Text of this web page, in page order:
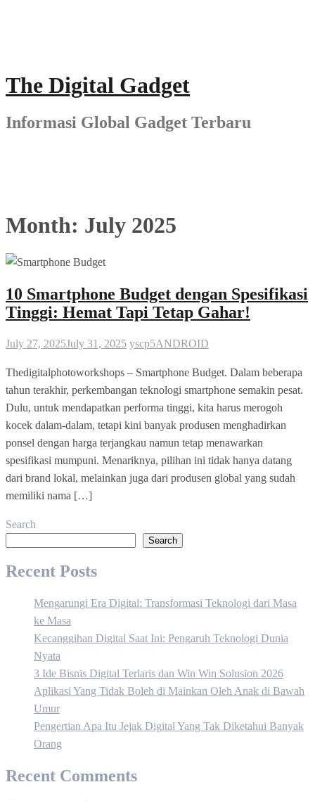
The Digital Gadget
Informasi Global Gadget Terbaru
Month: July 2025
10 Smartphone Budget dengan Spesifikasi
Tinggi: Hemat Tapi Tetap Gahar!
July 27, 2025July 31, 2025 yscp5ANDROID
Thedigitalphotoworkshops – Smartphone Budget. Dalam beberapa
tahun terakhir, perkembangan teknologi smartphone semakin pesat.
Dulu, untuk mendapatkan performa tinggi, kita harus merogoh
kocek dalam-dalam, tetapi kini banyak produsen menghadirkan
ponsel dengan harga terjangkau namun tetap menawarkan
spesifikasi mumpuni. Menariknya, pilihan ini tidak hanya datang
dari brand lokal, melainkan juga dari produsen global yang sudah
memiliki nama […]
Search
Search
Recent Posts
Mengarungi Era Digital: Transformasi Teknologi dari Masa
ke Masa
Kecanggihan Digital Saat Ini: Pengaruh Teknologi Dunia
Nyata
3 Ide Bisnis Digital Terlaris dan Win Win Solusion 2026
Aplikasi Yang Tidak Boleh di Mainkan Oleh Anak di Bawah
Umur
Pengertian Apa Itu Jejak Digital Yang Tak Diketahui Banyak
Orang
Recent Comments